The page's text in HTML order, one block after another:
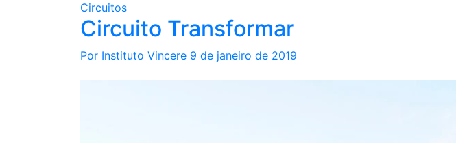
Circuitos
Circuito Transformar
Por Instituto Vincere 9 de janeiro de 2019